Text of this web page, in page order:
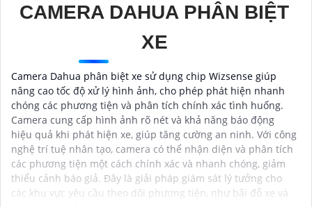
CAMERA DAHUA PHÂN BIỆT
XE
Camera Dahua phân biệt xe sử dụng chip Wizsense giúp
nâng cao tốc độ xử lý hình ảnh, cho phép phát hiện nhanh
chóng các phương tiện và phân tích chính xác tình huống.
Camera cung cấp hình ảnh rõ nét và khả năng báo động
hiệu quả khi phát hiện xe, giúp tăng cường an ninh. Với công
nghệ trí tuệ nhân tạo, camera có thể nhận diện và phân tích
các phương tiện một cách chính xác và nhanh chóng, giảm
thiểu cảnh báo giả. Đây là giải pháp giám sát lý tưởng cho
các khu vực yêu cầu theo dõi phương tiện, như bãi đỗ xe và